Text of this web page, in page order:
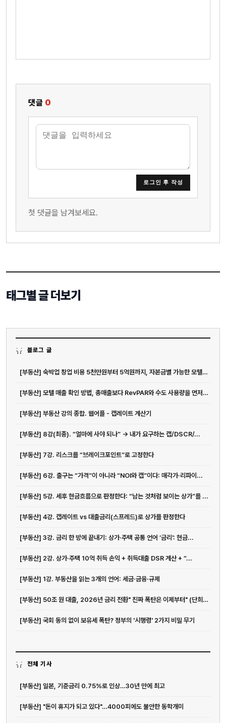
블로그 글
[부동산] 숙박업 창업 비용 5천만원부터 5억원까지, 자본금별 가능한 모텔 운...
[부동산] 모텔 매출 확인 방법, 총매출보다 RevPAR와 수도 사용량을 먼저...
[부동산] 부동산 강의 종합. 웹어플 - 캡레이트 계산기
[부동산] 8강(최종). “얼마에 사야 되나” → 내가 요구하는 캡/DSCR/...
[부동산] 7강. 리스크를 “브레이크포인트”로 고정한다
[부동산] 6강. 출구는 “가격”이 아니라 “NOI와 캡”이다: 매각가·리파이...
[부동산] 5강. 세후 현금흐름으로 판정한다: “남는 것처럼 보이는 상가”를 ...
[부동산] 4강. 캡레이트 vs 대출금리(스프레드)로 상가를 판정한다
[부동산] 3강. 금리 한 방에 끝내기: 상가·주택 공통 언어 ‘금리’: 현금...
[부동산] 2강. 상가·주택 10억 취득 손익 + 취득대출 DSR 계산 + “...
[부동산] 1강. 부동산을 읽는 3개의 언어: 세금·금융·규제
[부동산] 50조 원 대출, 2026년 금리 전환" 진짜 폭탄은 이제부터" (단희쌤)
[부동산] 국회 동의 없이 보유세 폭탄? 정부의 '시행령' 2가지 비밀 무기
전체 기사
[부동산] 일본, 기준금리 0.75%로 인상…30년 만에 최고
[부동산] "돈이 휴지가 되고 있다"…4000피에도 불안한 동학개미
댓글 0
로그인 후 작성
첫 댓글을 남겨보세요.
태그별 글 더보기